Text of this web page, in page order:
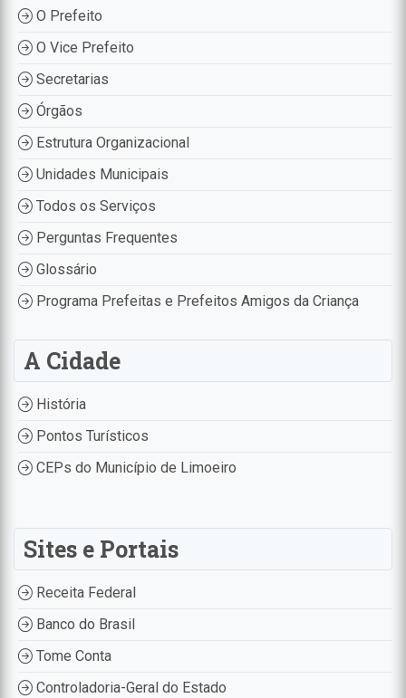
O Prefeito
O Vice Prefeito
Secretarias
Órgãos
Estrutura Organizacional
Unidades Municipais
Todos os Serviços
Perguntas Frequentes
Glossário
Programa Prefeitas e Prefeitos Amigos da Criança
A Cidade
História
Pontos Turísticos
CEPs do Município de Limoeiro
Sites e Portais
Receita Federal
Banco do Brasil
Tome Conta
Controladoria-Geral do Estado